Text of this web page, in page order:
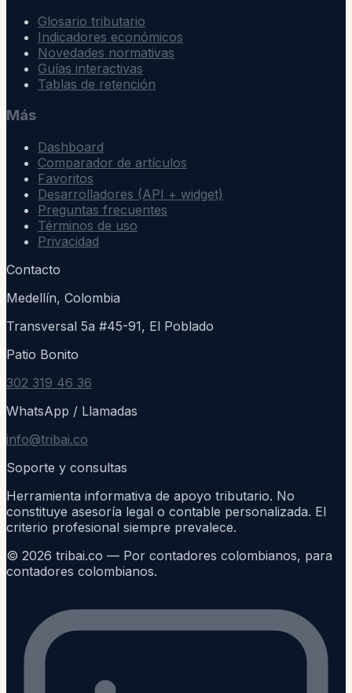
Glosario tributario
Indicadores económicos
Novedades normativas
Guías interactivas
Tablas de retención
Más
Dashboard
Comparador de artículos
Favoritos
Desarrolladores (API + widget)
Preguntas frecuentes
Términos de uso
Privacidad
Contacto
Medellín, Colombia
Transversal 5a #45-91, El Poblado
Patio Bonito
302 319 46 36
WhatsApp / Llamadas
info@tribai.co
Soporte y consultas
Herramienta informativa de apoyo tributario. No
constituye asesoría legal o contable personalizada. El
criterio profesional siempre prevalece.
© 2026 tribai.co — Por contadores colombianos, para
contadores colombianos.